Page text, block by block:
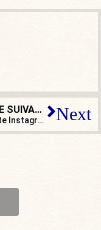
ARTICLE SUIVANT
Le compte Instagram de Next